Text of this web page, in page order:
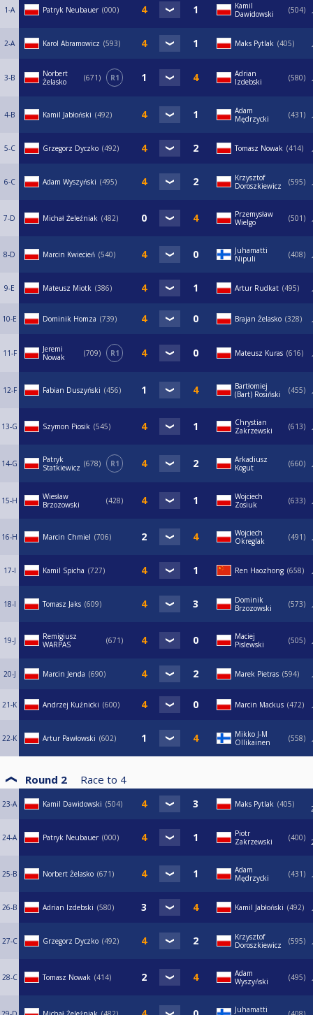
1-A Patryk Neubauer 000
Kamil
Dawidowski
504
2-A Karol Abramowicz 593 Maks Pytlak 405
3-B
Norbert
Żelasko
671 R1
Adrian
Izdebski
580
4-B Kamil Jabłoński 492
Adam
Mędrzycki
431
5-C Grzegorz Dyczko 492 Tomasz Nowak 414
6-C Adam Wyszyński 495
Krzysztof
Doroszkiewicz
595
7-D Michał Żeleźniak 482
Przemysław
Wielgo
501
8-D Marcin Kwiecień 540
Juhamatti
Nipuli
408
9-E Mateusz Miotk 386 Artur Rudkat 495
10-E Dominik Homza 739 Brajan Żelasko 328
11-F
Jeremi
Nowak
709 R1 Mateusz Kuras 616
12-F Fabian Duszyński 456
Bartłomiej
(Bart) Rosiński
455
13-G Szymon Piosik 545
Chrystian
Zakrzewski
613
14-G
Patryk
Statkiewicz
678 R1
Arkadiusz
Kogut
660
15-H
Wiesław
Brzozowski
428
Wojciech
Zosiuk
633
16-H Marcin Chmiel 706
Wojciech
Okreglak
491
17-I Kamil Spicha 727 Ren Haozhong 658
18-I Tomasz Jaks 609
Dominik
Brzozowski
573
19-J
Remigiusz
WARPAS
671
Maciej
Pislewski
505
20-J Marcin Jenda 690 Marek Pietras 594
21-K Andrzej Kuźnicki 600 Marcin Mackus 472
22-K Artur Pawłowski 602
Mikko J-M
Ollikainen
558
Round 2 Race to 4
23-A Kamil Dawidowski 504 Maks Pytlak 405
24-A Patryk Neubauer 000
Piotr
Zakrzewski
400
25-B Norbert Żelasko 671
Adam
Mędrzycki
431
26-B Adrian Izdebski 580 Kamil Jabłoński 492
27-C Grzegorz Dyczko 492
Krzysztof
Doroszkiewicz
595
28-C Tomasz Nowak 414
Adam
Wyszyński
495
Juhamatti